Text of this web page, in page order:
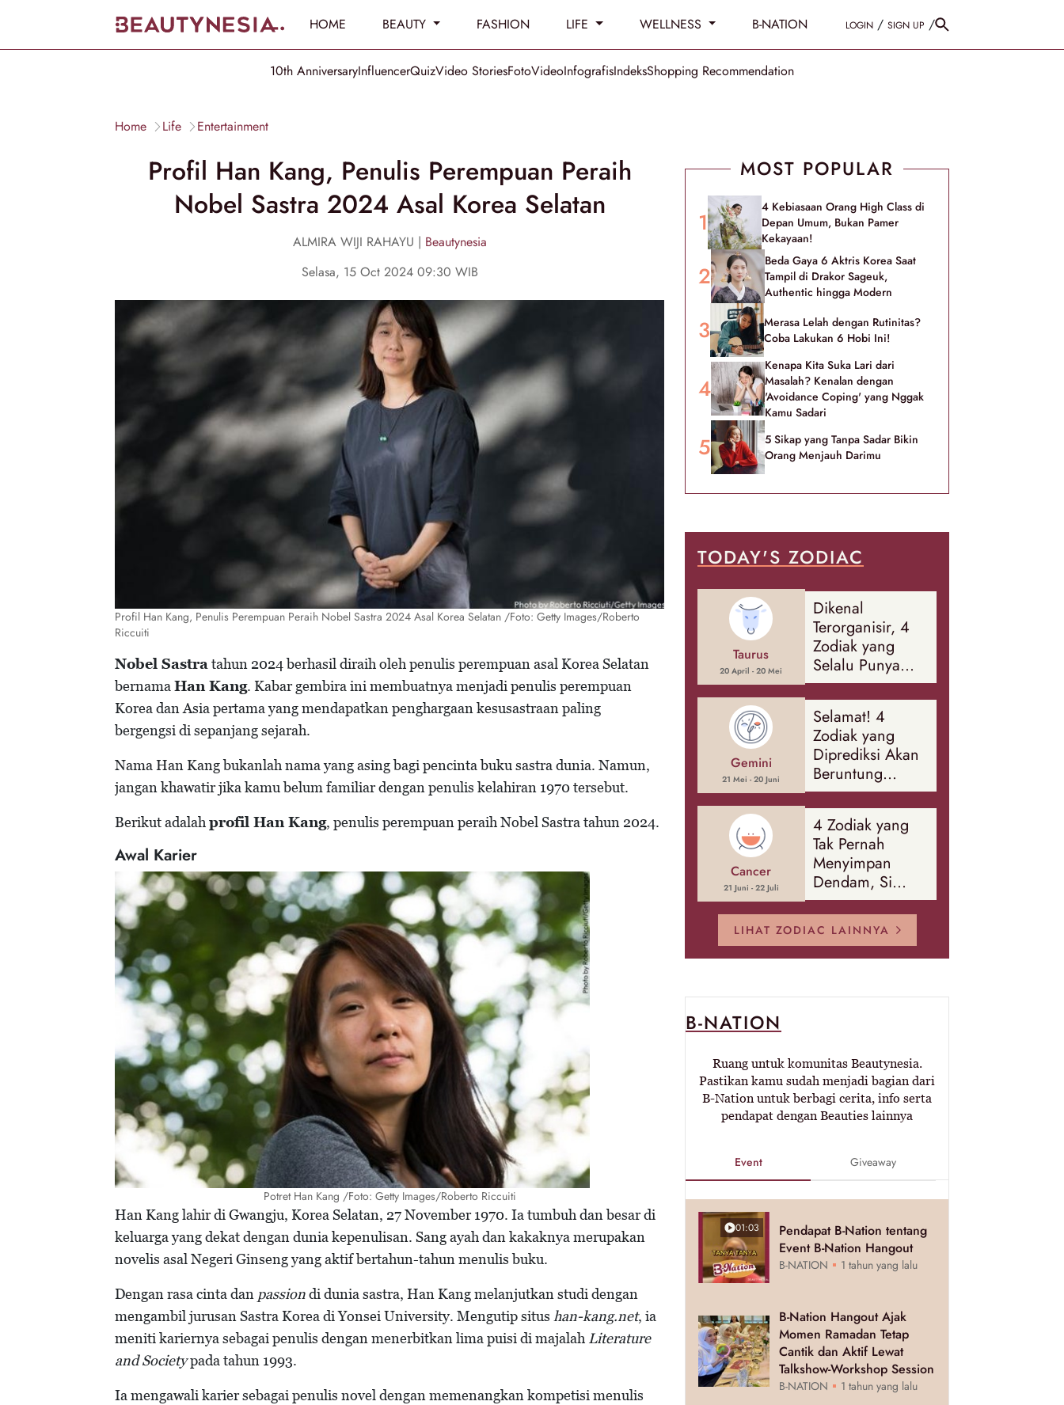
HOME BEAUTY FASHION LIFE WELLNESS B-NATION LOGIN / SIGN UP /
10th AnniversaryInfluencerQuizVideo StoriesFotoVideoInfografisIndeksShopping Recommendation
Home Life Entertainment
Profil Han Kang, Penulis Perempuan Peraih
Nobel Sastra 2024 Asal Korea Selatan
ALMIRA WIJI RAHAYU | Beautynesia
Selasa, 15 Oct 2024 09:30 WIB
Profil Han Kang, Penulis Perempuan Peraih Nobel Sastra 2024 Asal Korea Selatan /Foto: Getty Images/Roberto
Riccuiti
Nobel Sastratahun 2024 berhasil diraih oleh penulis perempuan asal Korea Selatan
bernamaHan Kang. Kabar gembira ini membuatnya menjadi penulis perempuan
Korea dan Asia pertama yang mendapatkan penghargaan kesusastraan paling
bergengsi di sepanjang sejarah.
Nama Han Kang bukanlah nama yang asing bagi pencinta buku sastra dunia. Namun,
jangan khawatir jika kamu belum familiar dengan penulis kelahiran 1970 tersebut.
Berikut adalahprofil Han Kang, penulis perempuan peraih Nobel Sastra tahun 2024.
Awal Karier
Potret Han Kang /Foto: Getty Images/Roberto Riccuiti
Han Kang lahir di Gwangju, Korea Selatan, 27 November 1970. Ia tumbuh dan besar di
keluarga yang dekat dengan dunia kepenulisan. Sang ayah dan kakaknya merupakan
novelis asal Negeri Ginseng yang aktif bertahun-tahun menulis buku.
Dengan rasa cinta dan passiondi dunia sastra, Han Kang melanjutkan studi dengan
mengambil jurusan Sastra Korea di Yonsei University. Mengutip situs han-kang.net, ia
meniti kariernya sebagai penulis dengan menerbitkan lima puisi di majalah Literature
and Societypada tahun 1993.
Ia mengawali karier sebagai penulis novel dengan memenangkan kompetisi menulis
MOST POPULAR
4 Kebiasaan Orang High Class di
Depan Umum, Bukan Pamer
Kekayaan!
Beda Gaya 6 Aktris Korea Saat
Tampil di Drakor Sageuk,
Authentic hingga Modern
Merasa Lelah dengan Rutinitas?
Coba Lakukan 6 Hobi Ini!
Kenapa Kita Suka Lari dari
Masalah? Kenalan dengan
'Avoidance Coping' yang Nggak
Kamu Sadari
5 Sikap yang Tanpa Sadar Bikin
Orang Menjauh Darimu
TODAY'S ZODIAC
Taurus
20 April - 20 Mei
Dikenal
Terorganisir, 4
Zodiak yang
Selalu Punya
Rencana
Cadangan Soal
Banyak Hal
Gemini
21 Mei - 20 Juni
Selamat! 4
Zodiak yang
Diprediksi Akan
Beruntung
Sepanjang
Agustus 2026
Cancer
21 Juni - 22 Juli
4 Zodiak yang
Tak Pernah
Menyimpan
Dendam, Si
Paling Mudah
Memaafkan!
LIHAT ZODIAC LAINNYA
B-NATION
Ruang untuk komunitas Beautynesia.
Pastikan kamu sudah menjadi bagian dari
B-Nation untuk berbagi cerita, info serta
pendapat dengan Beauties lainnya
Event Giveaway
01:03
Pendapat B-Nation tentang
Event B-Nation Hangout
B-NATION 1 tahun yang lalu
B-Nation Hangout Ajak
Momen Ramadan Tetap
Cantik dan Aktif Lewat
Talkshow-Workshop Session
B-NATION 1 tahun yang lalu